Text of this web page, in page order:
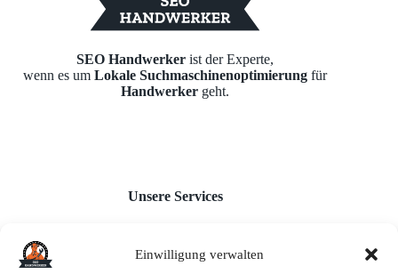
Einwilligung verwalten
SEO Handwerker ist der Experte,
wenn es umLokale Suchmaschinenoptimierung für
Handwerker geht.
Unsere Services
Webseiten für Handwerker